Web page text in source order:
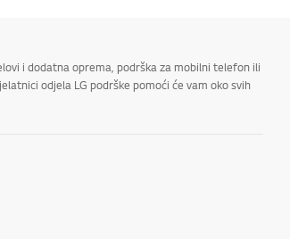
i dodatna oprema, podrška za mobilni telefon ili
odjela LG podrške pomoći će vam oko svih